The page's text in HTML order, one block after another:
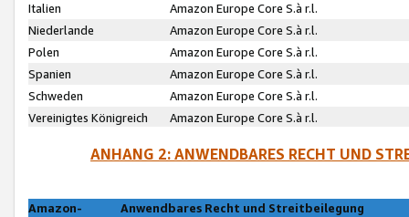
Italien
Amazon Europe Core S.à r.l.
Niederlande
Amazon Europe Core S.à r.l.
Polen
Amazon Europe Core S.à r.l.
Spanien
Amazon Europe Core S.à r.l.
Schweden
Amazon Europe Core S.à r.l.
Vereinigtes Königreich
Amazon Europe Core S.à r.l.
ANHANG 2: ANWENDBARES RECHT UND
Amazon-
Anwendbares Recht und Streitbeilegung